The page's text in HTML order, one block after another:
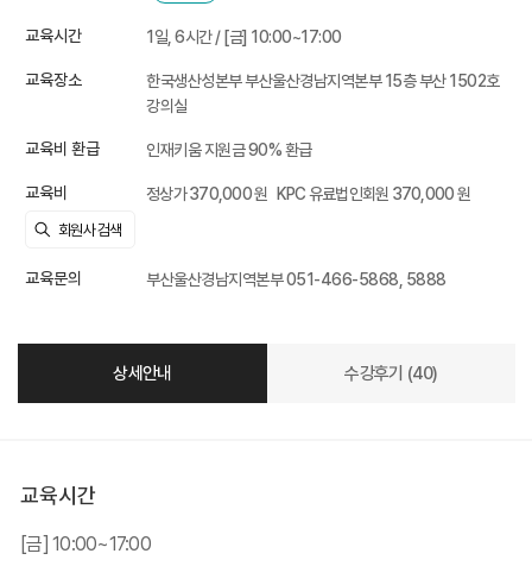
교육시간 1일, 6시간 / [금] 10:00~17:00
교육장소
한국생산성본부 부산울산경남지역본부 15층 부산 1502호
강의실
교육비 환급 인재키움 지원금 90% 환급
교육비 정상가 370,000 원 KPC 유료법인회원 370,000 원
교육문의 부산울산경남지역본부 051-466-5868, 5888
상세안내 수강후기 (40)
교육시간
[금] 10:00~17:00